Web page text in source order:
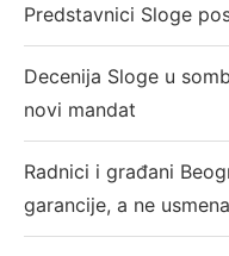
Predstavnici Sloge
Decenija Sloge u
novi mandat
Radnici i građani
garancije, a ne